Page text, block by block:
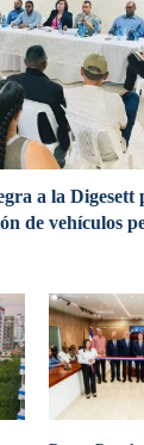
a la Digesett
de vehículos